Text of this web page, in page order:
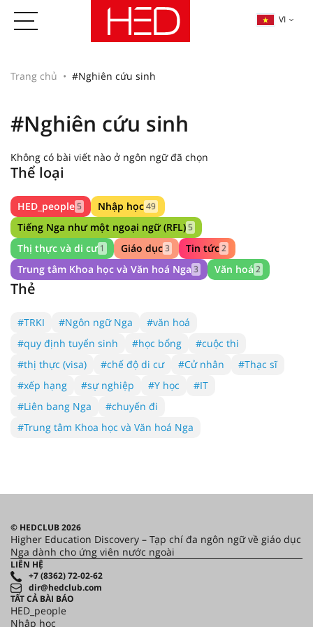
VI
Trang chủ #Nghiên cứu sinh
#Nghiên cứu sinh
Không có bài viết nào ở ngôn ngữ đã chọn
Thể loại
HED_people5 Nhập học49
Tiếng Nga như một ngoại ngữ (RFL)5
Thị thực và di cư 1 Giáo dục3 Tin tức2
Trung tâm Khoa học và Văn hoá Nga 3 Văn hoá 2
Thẻ
#TRKI #Ngôn ngữ Nga
#văn hoá
#quy định tuyển sinh
#học bổng
#cuộc thi
#thị thực (visa)
#chế độ di cư #Cử nhân
#Thạc sĩ
#xếp hạng
#sự nghiệp #Y học
#IT
#Liên bang Nga
#chuyến đi
#Trung tâm Khoa học và Văn hoá Nga
© HEDCLUB 2026
Higher Education Discovery – Tạp chí đa ngôn ngữ về giáo dục
Nga dành cho ứng viên nước ngoài
LIÊN HỆ
+7 (8362) 72-02-62
dir@hedclub.com
TẤT CẢ BÀI BÁO
HED_people
Nhập học